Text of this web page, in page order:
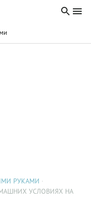
РУКАМИ
УСЛОВИЯХ НА